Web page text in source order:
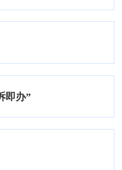
即办”